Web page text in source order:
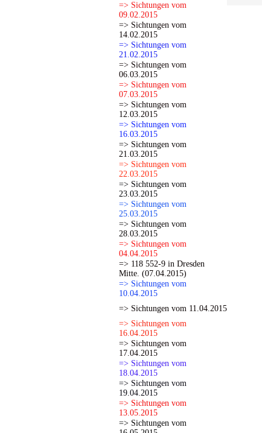
=> Sichtungen vom
09.02.2015
=> Sichtungen vom
14.02.2015
=> Sichtungen vom
21.02.2015
=> Sichtungen vom
06.03.2015
=> Sichtungen vom
07.03.2015
=> Sichtungen vom
12.03.2015
=> Sichtungen vom
16.03.2015
=> Sichtungen vom
21.03.2015
=> Sichtungen vom
22.03.2015
=> Sichtungen vom
23.03.2015
=> Sichtungen vom
25.03.2015
=> Sichtungen vom
28.03.2015
=> Sichtungen vom
04.04.2015
=> 118 552-9 in Dresden
Mitte. (07.04.2015)
=> Sichtungen vom
10.04.2015
=> Sichtungen vom 11.04.2015
=> Sichtungen vom
16.04.2015
=> Sichtungen vom
17.04.2015
=> Sichtungen vom
18.04.2015
=> Sichtungen vom
19.04.2015
=> Sichtungen vom
13.05.2015
=> Sichtungen vom